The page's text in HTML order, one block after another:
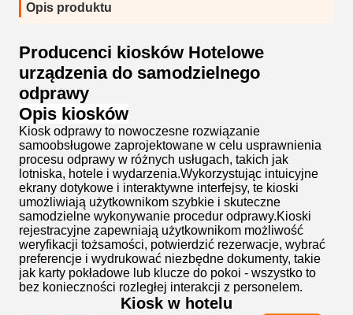
Opis produktu
Producenci kiosków Hotelowe
urządzenia do samodzielnego
odprawy
Opis kiosków
Kiosk odprawy to nowoczesne rozwiązanie
samoobsługowe zaprojektowane w celu usprawnienia
procesu odprawy w różnych usługach, takich jak
lotniska, hotele i wydarzenia.Wykorzystując intuicyjne
ekrany dotykowe i interaktywne interfejsy, te kioski
umożliwiają użytkownikom szybkie i skuteczne
samodzielne wykonywanie procedur odprawy.Kioski
rejestracyjne zapewniają użytkownikom możliwość
weryfikacji tożsamości, potwierdzić rezerwacje, wybrać
preferencje i wydrukować niezbędne dokumenty, takie
jak karty pokładowe lub klucze do pokoi - wszystko to
bez konieczności rozległej interakcji z personelem.
Kiosk w hotelu